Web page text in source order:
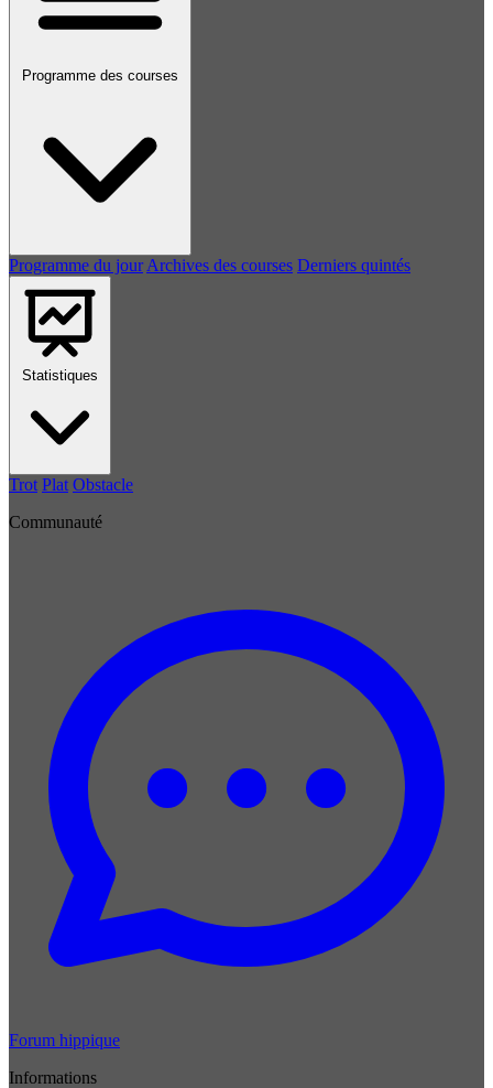
Programme des courses
Programme du jour Archives des courses Derniers quintés
Statistiques
Trot Plat Obstacle
Communauté
Forum hippique
Informations